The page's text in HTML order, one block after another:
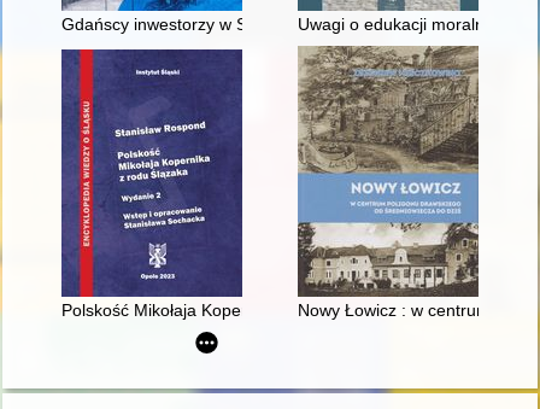
Gdańscy inwestorzy w Sopocie : prestiż finansowy i
Uwagi o edukacji moralnej
Polskość Mikołaja Kopernika z rodu ŚlązakaNowy Łowicz : w centrum